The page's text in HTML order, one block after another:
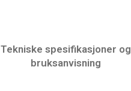
Tekniske spesifikasjoner og
bruksanvisning